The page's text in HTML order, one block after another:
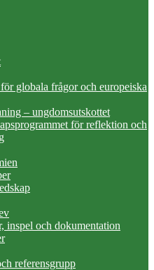
globala frågor och europeiska
– ungdomsutskottet
för reflektion och
inspel och dokumentation
referensgrupp